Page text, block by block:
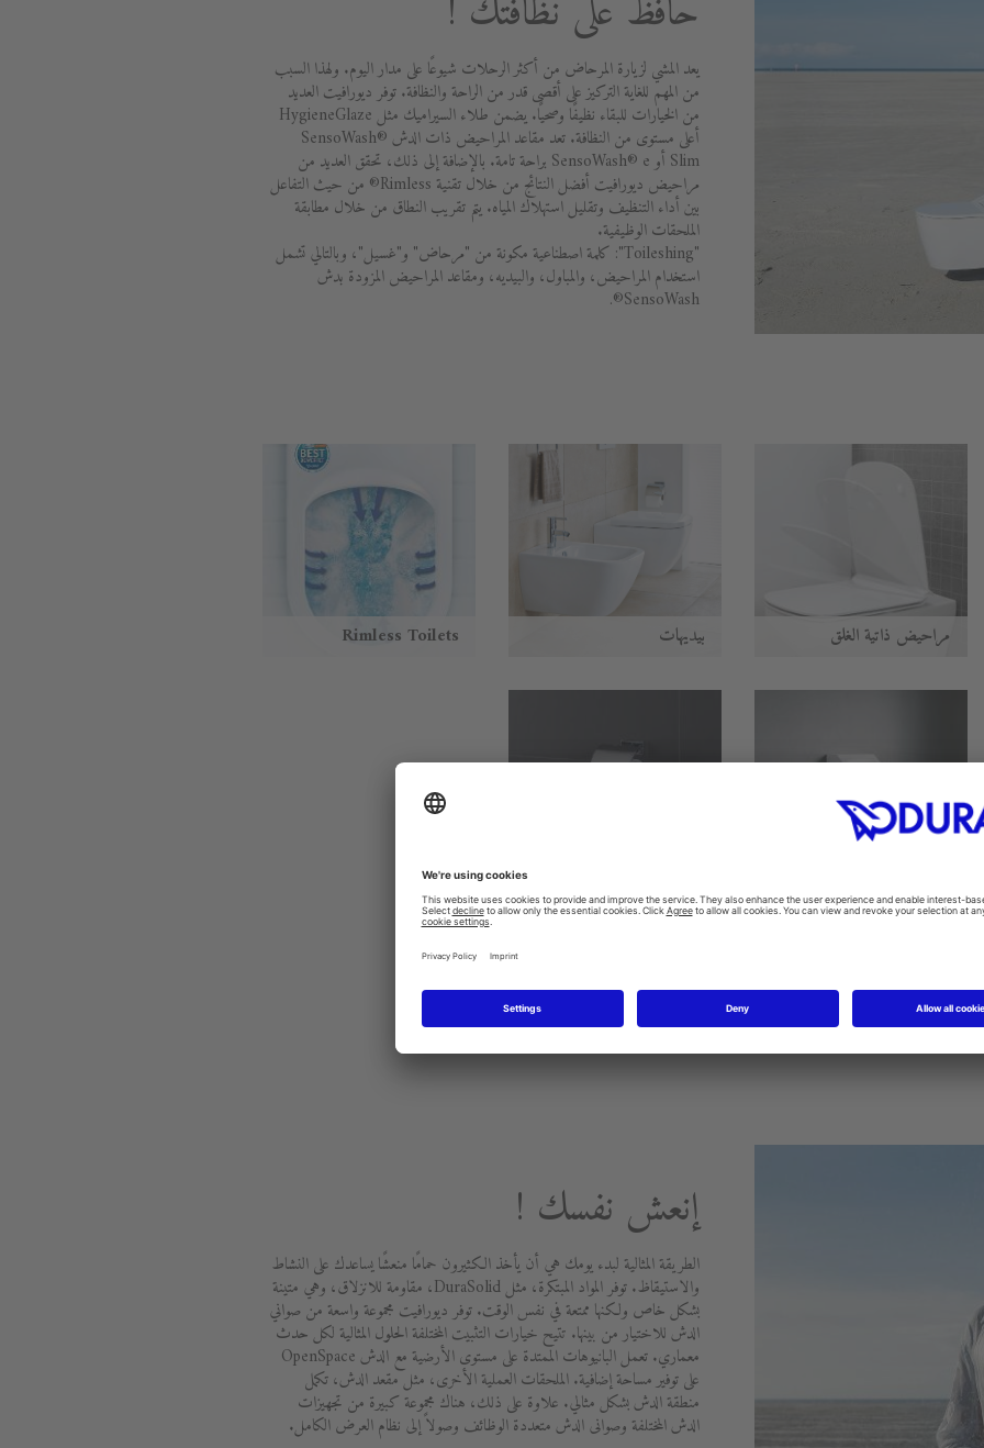
حافظ على نظافتك !
يعد المشي لزيارة المرحاض من أكثر الرحلات شيوعًا على مدار اليوم. ولهذا السبب
من المهم للغاية التركيز على أقصى قدر من الراحة والنظافة. توفر ديورافيت العديد
من الخيارات للبقاء نظيفًا وصحيًا. يضمن طلاء السيراميك مثل HygieneGlaze
أعلى مستوى من النظافة. تعد مقاعد المراحيض ذات الدش SensoWash®
Slim أو SensoWash® e براحة تامة. بالإضافة إلى ذلك، تحقق العديد من
مراحيض ديورافيت أفضل النتائج من خلال تقنية Rimless® من حيث التفاعل
بين أداء التنظيف وتقليل استهلاك المياه. يتم تقريب النطاق من خلال مطابقة
الملحقات الوظيفية.
"Toileshing": كلمة اصطناعية مكونة من "مرحاض" و"غسيل"، وبالتالي تشمل
استخدام المراحيض، والمباول، والبيديه، ومقاعد المراحيض المزودة بدش
SensoWash®.
مراحيض ذاتية الغلق بيديهات Rimless Toilets
إنعش نفسك !
الطريقة المثالية لبدء يومك هي أن يأخذ الكثيرون حمامًا منعشًا يساعدك على النشاط
والاستيقاظ. توفر المواد المبتكرة، مثل DuraSolid، مقاومة للانزلاق، وهي متينة
بشكل خاص ولكنها ممتعة في نفس الوقت. توفر ديورافيت مجموعة واسعة من صواني
الدش للاختيار من بينها. تتيح خيارات التثبيت المختلفة الحلول المثالية لكل حدث
معماري. تعمل البانيوهات الممتدة على مستوى الأرضية مع الدش OpenSpace
على توفير مساحة إضافية. الملحقات العملية الأخرى، مثل مقعد الدش، تكمل
منطقة الدش بشكل مثالي. علاوة على ذلك، هناك مجموعة كبيرة من تجهيزات
الدش المختلفة وصوانى الدش متعددة الوظائف وصولاً إلى نظام العرض الكامل.